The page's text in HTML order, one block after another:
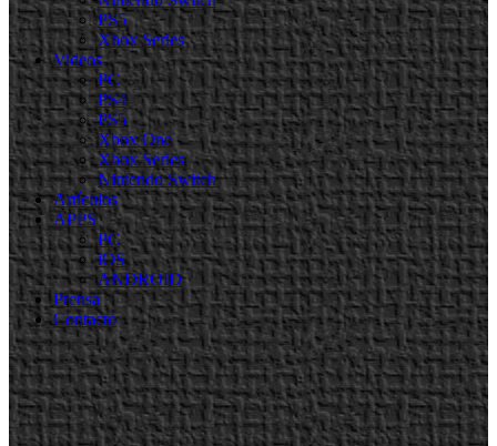
PS5
Xbox Series
Videos
PC
PS4
PS5
Xbox One
Xbox Series
Nintendo Switch
Artículos
APPS
PC
iOS
ANDROID
Prensa
Contacto